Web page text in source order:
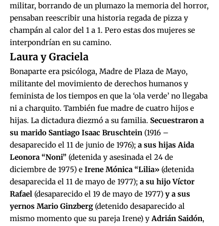
militar, borrando de un plumazo la memoria del horror,
pensaban reescribir una historia regada de pizza y
champán al calor del 1 a 1. Pero estas dos mujeres se
interpondrían en su camino.
Laura y Graciela
Bonaparte era psicóloga, Madre de Plaza de Mayo,
militante del movimiento de derechos humanos y
feminista de los tiempos en que la ‘ola verde’ no llegaba
ni a charquito. También fue madre de cuatro hijos e
hijas. La dictadura diezmó a su familia. Secuestraron a
su marido Santiago Isaac Bruschtein (1916 –
desaparecido el 11 de junio de 1976); a sus hijas Aida
Leonora “Noni” (detenida y asesinada el 24 de
diciembre de 1975) e Irene Mónica “Lilia» (detenida
desaparecida el 11 de mayo de 1977); a su hijo Víctor
Rafael (desaparecido el 19 de mayo de 1977) y a sus
yernos Mario Ginzberg(detenido desaparecido al
mismo momento que su pareja Irene) yAdrián Saidón,